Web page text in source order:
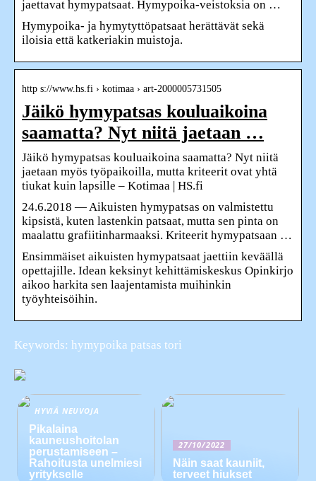
jaettavat hymypatsaat. Hymypoika-veistoksia on …
Hymypoika- ja hymytyttöpatsaat herättävät sekä
iloisia että katkeriakin muistoja.
http s://www.hs.fi › kotimaa › art-2000005731505
Jäikö hymypatsas kouluaikoina
saamatta? Nyt niitä jaetaan …
Jäikö hymypatsas kouluaikoina saamatta? Nyt niitä
jaetaan myös työpaikoilla, mutta kriteerit ovat yhtä
tiukat kuin lapsille – Kotimaa | HS.fi
24.6.2018 — Aikuisten hymypatsas on valmistettu
kipsistä, kuten lastenkin patsaat, mutta sen pinta on
maalattu grafiitinharmaaksi. Kriteerit hymypatsaan …
Ensimmäiset aikuisten hymypatsaat jaettiin keväällä
opettajille. Idean keksinyt kehittämiskeskus Opinkirjo
aikoo harkita sen laajentamista muihinkin
työyhteisöihin.
Keywords: hymypoika patsas tori
HYVIÄ NEUVOJA
Pikalaina
kauneushoitolan
perustamiseen –
Rahoitusta unelmiesi
yritykselle
27/10/2022
Näin saat kauniit,
terveet hiukset